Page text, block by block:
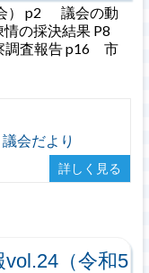
） p2 議会の動
の採決結果 P8
調査報告 p16 市
議会だより
詳しく見る
（令和5